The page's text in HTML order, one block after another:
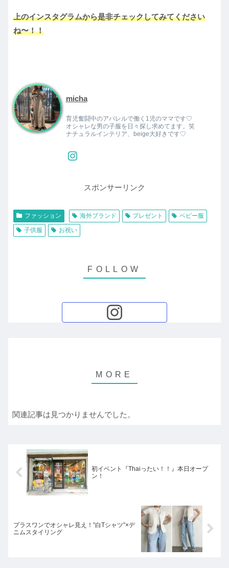
上のインスタグラムから是非チェックしてみてください
ね〜！！
micha
育児奮闘中のアパレルで働く1児のママです♡
オシャレな男の子服を日々探し求めてます。笑
ナチュラルインテリア、beige大好きです♡
スポンサーリンク
ファッション 海外ブランド プレゼント
ベビー服
子供服
お祝い
関連記事は見つかりませんでした。
初イベント『Thaiったい！！』本日オープ
ン！
プラスワンでオシャレ見え！”白Tシャツ”×デ
ニムスタイリング